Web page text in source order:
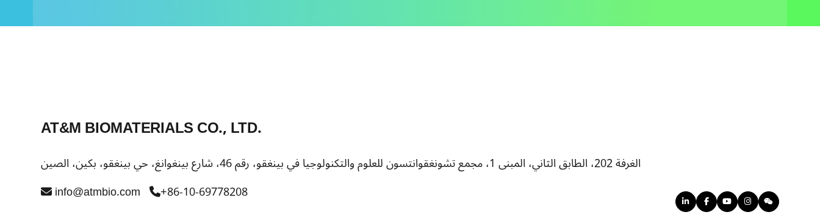
AT&M BIOMATERIALS CO., LTD.
الغرفة 202، الطابق الثاني، المبنى 1، مجمع تشونغقوانتسون للعلوم والتكنولوجيا في بينغقو، رقم 46، شارع بينغوانغ، حي بينغقو، بكين، الصين
info@atmbio.com +86-10-69778208